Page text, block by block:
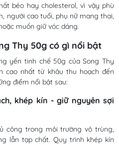
béo hay cholesterol, vì vậy phù
người cao tuổi, phụ nữ mang thai,
muốn giữ vóc dáng.
Thy 50g có gì nổi bật
yến tinh chế 50g của Song Thy
cao nhất từ khâu thu hoạch đến
điểm nổi bật sau:
khép kín - giữ nguyên sợi
công trong môi trường vô trùng,
lẫn tạp chất. Quy trình khép kín